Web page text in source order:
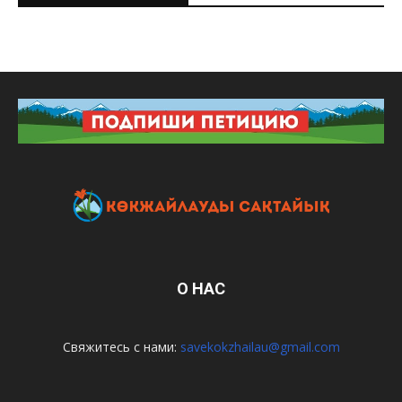
О НАС
Свяжитесь с нами: savekokzhailau@gmail.com